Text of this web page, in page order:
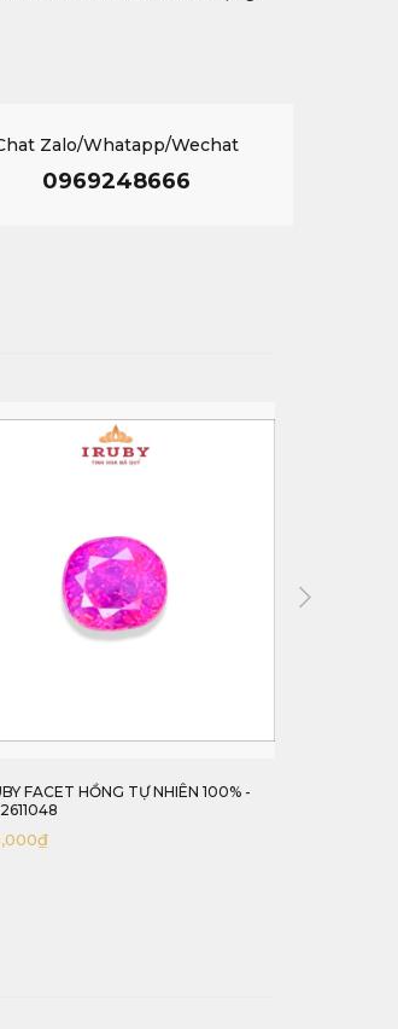
Zalo/Whatapp/Wechat
0969248666
FACET HỒNG TỰ NHIÊN 100% -
₫